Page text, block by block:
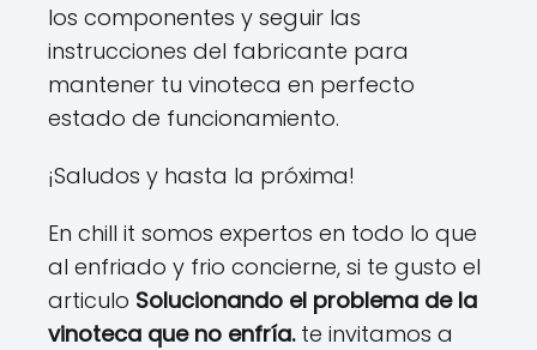
los componentes y seguir las
instrucciones del fabricante para
mantener tu vinoteca en perfecto
estado de funcionamiento.
¡Saludos y hasta la próxima!
En chill it somos expertos en todo lo que
al enfriado y frio concierne, si te gusto el
articulo Solucionando el problema de la
vinoteca que no enfría.te invitamos a